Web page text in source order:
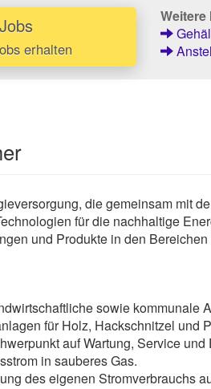
erhalten
die gemeinsam mit
für die nachhaltige
und Produkte in den
sowie kommunale
für Holz, Hackschnitzel und
auf Wartung, Service
in sauberes Gas.
des eigenen Stromverbrauchs